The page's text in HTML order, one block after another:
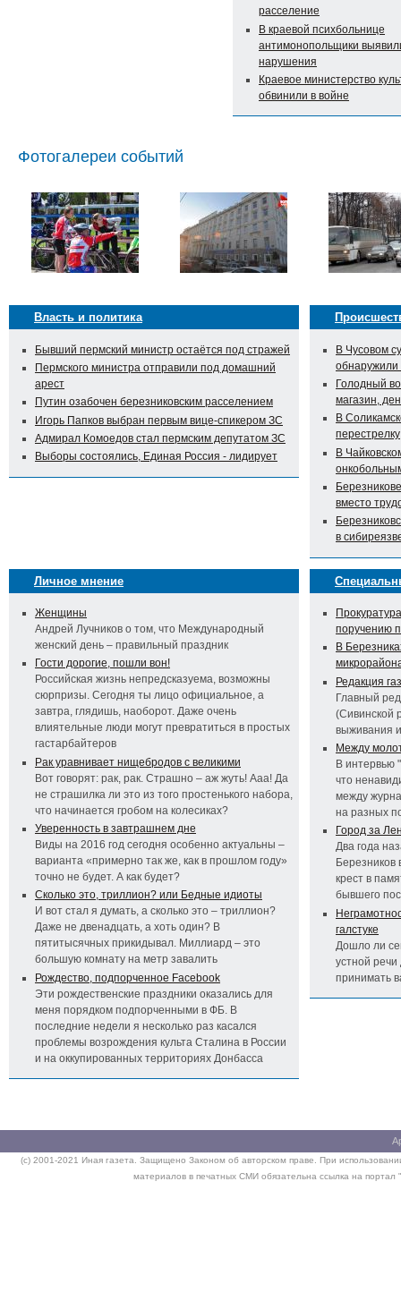
расселение
В краевой психбольнице
антимонопольщики
нарушения
Краевое министерство
обвинили в войне
Фотогалереи событий
Власть и политика
Бывший пермский министр остаётся под стражей
Пермского министра отправили под домашний
арест
Путин озабочен березниковским расселением
Игорь Папков выбран первым вице-спикером ЗС
Адмирал Комоедов стал пермским депутатом ЗС
Выборы состоялись, Единая Россия - лидирует
В Чусовом
Голодный
магазин,
В
перестрелку
В
вместо
в
Личное мнение
Женщины
Андрей Лучников о том, что Международный
женский день – правильный праздник
Гости дорогие, пошли вон!
Российская жизнь непредсказуема, возможны
сюрпризы. Сегодня ты лицо официальное, а
завтра, глядишь, наоборот. Даже очень
влиятельные люди могут превратиться в простых
гастарбайтеров
Рак уравнивает нищебродов с великими
Вот говорят: рак, рак. Страшно – аж жуть! Ааа! Да
не страшилка ли это из того простенького набора,
что начинается гробом на колесиках?
Уверенность в завтрашнем дне
Виды на 2016 год сегодня особенно актуальны –
варианта «примерно так же, как в прошлом году»
точно не будет. А как будет?
Сколько это, триллион? или Бедные идиоты
И вот стал я думать, а сколько это – триллион?
Даже не двенадцать, а хоть один? В
пятитысячных прикидывал. Миллиард – это
большую комнату на метр завалить
Рождество, подпорченное Facebook
Эти рождественские праздники оказались для
меня порядком подпорченными в ФБ. В
последние недели я несколько раз касался
проблемы возрождения культа Сталина в России
и на оккупированных территориях Донбасса
поручению
В
Редакция
Главный
(Сивинской
выживания
Между
В интервью
что
между
на разных
Город за
Два года
Березников
крест в
бывшего
галстуке
Дошло ли
устной речи
принимать
(c) 2001-2021 Иная газета. Защищено Законом об авторском праве. При
материалов в печатных СМИ обязательна ссылка на